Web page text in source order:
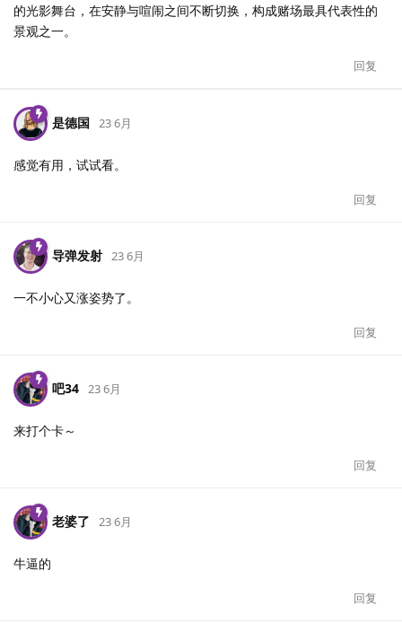
的光影舞台，在安静与喧闹之间不断切换，构成赌场最具代表性的
景观之一。
回复
是德国 23 6月
感觉有用，试试看。
回复
导弹发射 23 6月
一不小心又涨姿势了。
回复
吧34 23 6月
来打个卡～
回复
老婆了 23 6月
牛逼的
回复